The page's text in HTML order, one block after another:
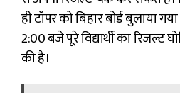
ही टॉपर को बिहार बोर्ड बुलाया
2:00 बजे पूरे विद्यार्थी का रिजल्ट
की है।